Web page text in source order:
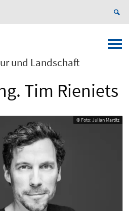
und Landschaft
Tim Rieniets
© Foto: Julian Martitz